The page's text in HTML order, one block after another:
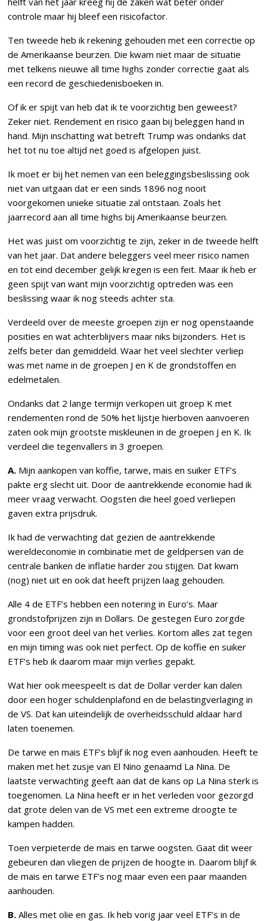
controle maar hij bleef een risicofactor.
Ten tweede heb ik rekening gehouden met een correctie op
de Amerikaanse beurzen. Die kwam niet maar de situatie
met telkens nieuwe all time highs zonder correctie gaat als
een record de geschiedenisboeken in.
Of ik er spijt van heb dat ik te voorzichtig ben geweest?
Zeker niet. Rendement en risico gaan bij beleggen hand in
hand. Mijn inschatting wat betreft Trump was ondanks dat
het tot nu toe altijd net goed is afgelopen juist.
Ik moet er bij het nemen van een beleggingsbeslissing ook
niet van uitgaan dat er een sinds 1896 nog nooit
voorgekomen unieke situatie zal ontstaan. Zoals het
jaarrecord aan all time highs bij Amerikaanse beurzen.
Het was juist om voorzichtig te zijn, zeker in de tweede helft
van het jaar. Dat andere beleggers veel meer risico namen
en tot eind december gelijk kregen is een feit. Maar ik heb er
geen spijt van want mijn voorzichtig optreden was een
beslissing waar ik nog steeds achter sta.
Verdeeld over de meeste groepen zijn er nog openstaande
posities en wat achterblijvers maar niks bijzonders. Het is
zelfs beter dan gemiddeld. Waar het veel slechter verliep
was met name in de groepen J en K de grondstoffen en
edelmetalen.
Ondanks dat 2 lange termijn verkopen uit groep K met
rendementen rond de 50% het lijstje hierboven aanvoeren
zaten ook mijn grootste miskleunen in de groepen J en K. Ik
verdeel die tegenvallers in 3 groepen.
A. Mijn aankopen van koffie, tarwe, mais en suiker ETF’s
pakte erg slecht uit. Door de aantrekkende economie had ik
meer vraag verwacht. Oogsten die heel goed verliepen
gaven extra prijsdruk.
Ik had de verwachting dat gezien de aantrekkende
wereldeconomie in combinatie met de geldpersen van de
centrale banken de inflatie harder zou stijgen. Dat kwam
(nog) niet uit en ook dat heeft prijzen laag gehouden.
Alle 4 de ETF’s hebben een notering in Euro’s. Maar
grondstofprijzen zijn in Dollars. De gestegen Euro zorgde
voor een groot deel van het verlies. Kortom alles zat tegen
en mijn timing was ook niet perfect. Op de koffie en suiker
ETF’s heb ik daarom maar mijn verlies gepakt.
Wat hier ook meespeelt is dat de Dollar verder kan dalen
door een hoger schuldenplafond en de belastingverlaging in
de VS. Dat kan uiteindelijk de overheidsschuld aldaar hard
laten toenemen.
De tarwe en mais ETF’s blijf ik nog even aanhouden. Heeft te
maken met het zusje van El Nino genaamd La Nina. De
laatste verwachting geeft aan dat de kans op La Nina sterk is
toegenomen. La Nina heeft er in het verleden voor gezorgd
dat grote delen van de VS met een extreme droogte te
kampen hadden.
Toen verpieterde de mais en tarwe oogsten. Gaat dit weer
gebeuren dan vliegen de prijzen de hoogte in. Daarom blijf ik
de mais en tarwe ETF’s nog maar even een paar maanden
aanhouden.
B. Alles met olie en gas. Ik heb vorig jaar veel ETF’s in de